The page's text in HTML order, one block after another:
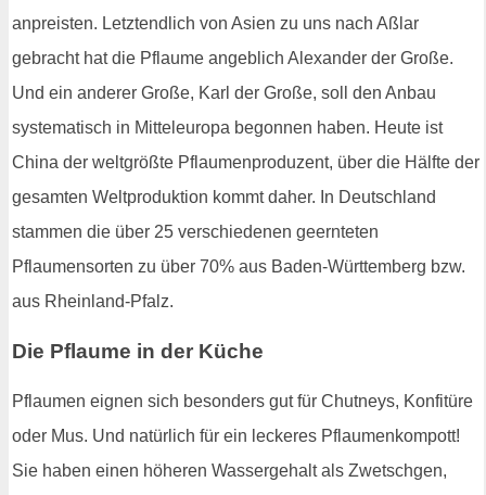
anpreisten. Letztendlich von Asien zu uns nach Aßlar
gebracht hat die Pflaume angeblich Alexander der Große.
Und ein anderer Große, Karl der Große, soll den Anbau
systematisch in Mitteleuropa begonnen haben. Heute ist
China der weltgrößte Pflaumenproduzent, über die Hälfte der
gesamten Weltproduktion kommt daher. In Deutschland
stammen die über 25 verschiedenen geernteten
Pflaumensorten zu über 70% aus Baden-Württemberg bzw.
aus Rheinland-Pfalz.
Die Pflaume in der Küche
Pflaumen eignen sich besonders gut für Chutneys, Konfitüre
oder Mus. Und natürlich für ein leckeres Pflaumenkompott!
Sie haben einen höheren Wassergehalt als Zwetschgen,